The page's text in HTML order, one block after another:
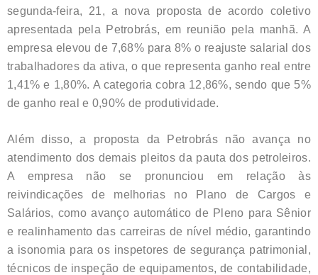
segunda-feira, 21, a nova proposta de acordo coletivo
apresentada pela Petrobrás, em reunião pela manhã. A
empresa elevou de 7,68% para 8% o reajuste salarial dos
trabalhadores da ativa, o que representa ganho real entre
1,41% e 1,80%. A categoria cobra 12,86%, sendo que 5%
de ganho real e 0,90% de produtividade.
Além disso, a proposta da Petrobrás não avança no
atendimento dos demais pleitos da pauta dos petroleiros.
A empresa não se pronunciou em relação às
reivindicações de melhorias no Plano de Cargos e
Salários, como avanço automático de Pleno para Sênior
e realinhamento das carreiras de nível médio, garantindo
a isonomia para os inspetores de segurança patrimonial,
técnicos de inspeção de equipamentos, de contabilidade,